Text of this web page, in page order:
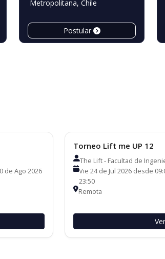
Metropolitana, Chile
Postular
de Ago 2026
Convocatorias
Torneo Lift me UP 12
The Lift - Facultad de
Vie 24 de Jul 2026 desde
23:50
Remota